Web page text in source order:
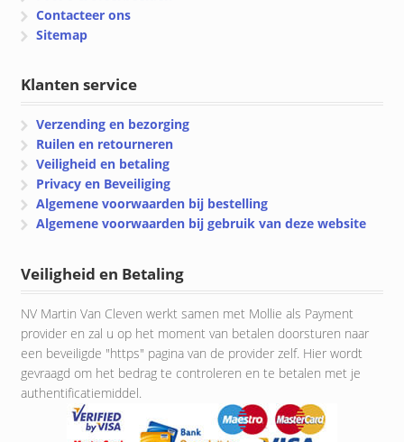
Contacteer ons
Sitemap
Klanten service
Verzending en bezorging
Ruilen en retourneren
Veiligheid en betaling
Privacy en Beveiliging
Algemene voorwaarden bij bestelling
Algemene voorwaarden bij gebruik van deze website
Veiligheid en Betaling
NV Martin Van Cleven werkt samen met Mollie als Payment
provider en zal u op het moment van betalen doorsturen naar
een beveiligde "https" pagina van de provider zelf. Hier wordt
gevraagd om het bedrag te controleren en te betalen met je
authentificatiemiddel.